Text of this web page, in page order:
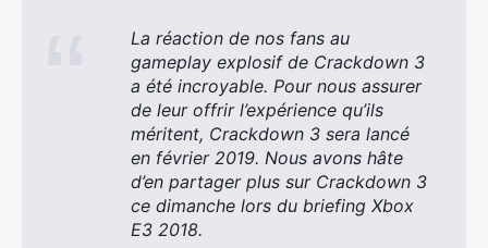
La réaction de nos fans au
gameplay explosif de Crackdown 3
a été incroyable. Pour nous assurer
de leur offrir l’expérience qu’ils
méritent, Crackdown 3 sera lancé
en février 2019. Nous avons hâte
d’en partager plus sur Crackdown 3
ce dimanche lors du briefing Xbox
E3 2018.